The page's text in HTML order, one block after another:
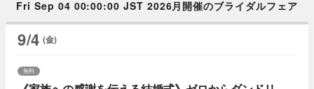
Fri Sep 04 00:00:00 JST 2026月開催のブライダルフェア
9/4 (金)
無料